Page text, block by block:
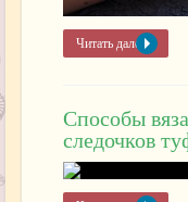
Читать далее »
Способы
следочков